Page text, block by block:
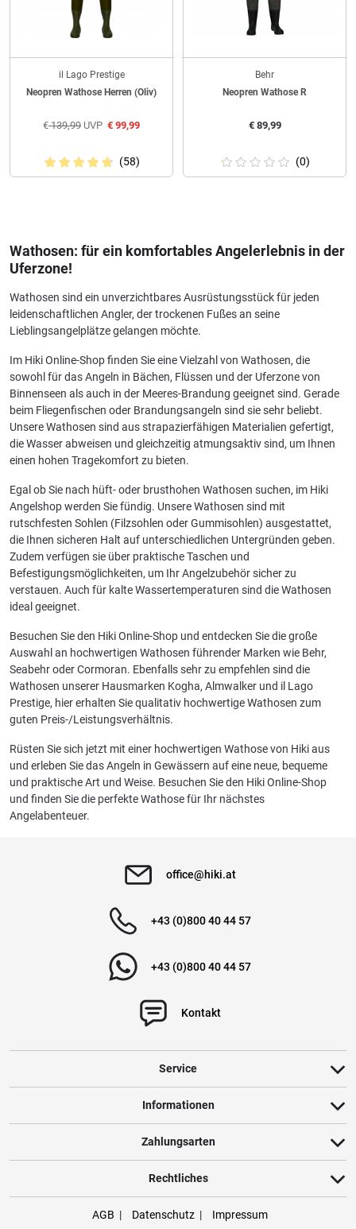
il Lago Prestige
Neopren Wathose Herren (Oliv)
€139,99 UVP € 99,99
(58)
Behr
Neopren Wathose R
€89,99
(0)
Wathosen: für ein komfortables Angelerlebnis in der
Uferzone!
Wathosen sind ein unverzichtbares Ausrüstungsstück für jeden
leidenschaftlichen Angler, der trockenen Fußes an seine
Lieblingsangelplätze gelangen möchte.
Im Hiki Online-Shop finden Sie eine Vielzahl von Wathosen, die
sowohl für das Angeln in Bächen, Flüssen und der Uferzone von
Binnenseen als auch in der Meeres-Brandung geeignet sind. Gerade
beim Fliegenfischen oder Brandungsangeln sind sie sehr beliebt.
Unsere Wathosen sind aus strapazierfähigen Materialien gefertigt,
die Wasser abweisen und gleichzeitig atmungsaktiv sind, um Ihnen
einen hohen Tragekomfort zu bieten.
Egal ob Sie nach hüft- oder brusthohen Wathosen suchen, im Hiki
Angelshop werden Sie fündig. Unsere Wathosen sind mit
rutschfesten Sohlen (Filzsohlen oder Gummisohlen) ausgestattet,
die Ihnen sicheren Halt auf unterschiedlichen Untergründen geben.
Zudem verfügen sie über praktische Taschen und
Befestigungsmöglichkeiten, um Ihr Angelzubehör sicher zu
verstauen. Auch für kalte Wassertemperaturen sind die Wathosen
ideal geeignet.
Besuchen Sie den Hiki Online-Shop und entdecken Sie die große
Auswahl an hochwertigen Wathosen führender Marken wie Behr,
Seabehr oder Cormoran. Ebenfalls sehr zu empfehlen sind die
Wathosen unserer Hausmarken Kogha, Almwalker und il Lago
Prestige, hier erhalten Sie qualitativ hochwertige Wathosen zum
guten Preis-/Leistungsverhältnis.
Rüsten Sie sich jetzt mit einer hochwertigen Wathose von Hiki aus
und erleben Sie das Angeln in Gewässern auf eine neue, bequeme
und praktische Art und Weise. Besuchen Sie den Hiki Online-Shop
und finden Sie die perfekte Wathose für Ihr nächstes
Angelabenteuer.
office@hiki.at
+43 (0)800 40 44 57
+43 (0)800 40 44 57
Kontakt
Service
Informationen
Zahlungsarten
Rechtliches
AGB Datenschutz Impressum